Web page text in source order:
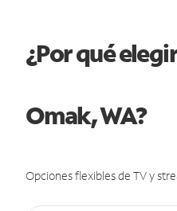
¿Por qué
Omak, WA?
Opciones flexibles de TV y